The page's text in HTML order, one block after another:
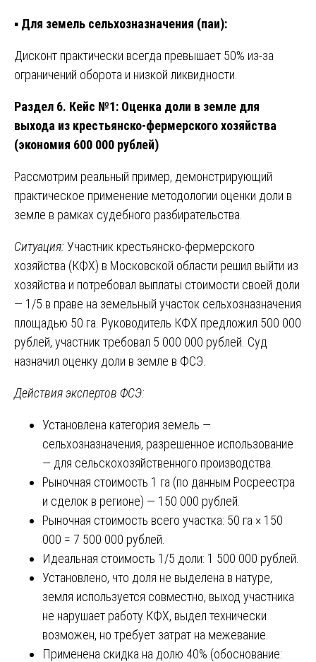
▪️ Для земель сельхозназначения (паи):
Дисконт практически всегда превышает 50% из-за
ограничений оборота и низкой ликвидности.
Раздел 6. Кейс №1: Оценка доли в земле для
выхода из крестьянско-фермерского хозяйства
(экономия 600 000 рублей)
Рассмотрим реальный пример, демонстрирующий
практическое применение методологии оценки доли в
земле в рамках судебного разбирательства.
Ситуация: Участник крестьянско-фермерского
хозяйства (КФХ) в Московской области решил выйти из
хозяйства и потребовал выплаты стоимости своей доли
— 1/5 в праве на земельный участок сельхозназначения
площадью 50 га. Руководитель КФХ предложил 500 000
рублей, участник требовал 5 000 000 рублей. Суд
назначил оценку доли в земле в ФСЭ.
Действия экспертов ФСЭ:
Установлена категория земель —
сельхозназначения, разрешенное использование
— для сельскохозяйственного производства.
Рыночная стоимость 1 га (по данным Росреестра
и сделок в регионе) — 150 000 рублей.
Рыночная стоимость всего участка: 50 га × 150
000 = 7 500 000 рублей.
Идеальная стоимость 1/5 доли: 1 500 000 рублей.
Установлено, что доля не выделена в натуре,
земля используется совместно, выход участника
не нарушает работу КФХ, выдел технически
возможен, но требует затрат на межевание.
Применена скидка на долю 40% (обоснование: